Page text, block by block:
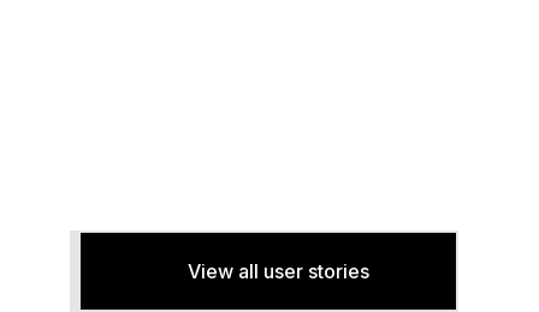
View all user stories